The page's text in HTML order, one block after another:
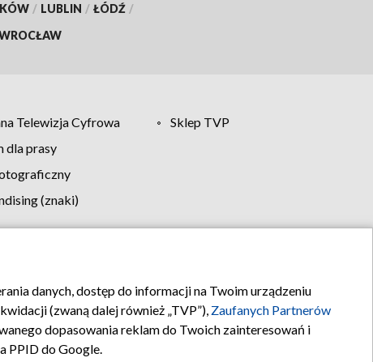
/ LUBLIN / ŁÓDŹ /
Telewizja Cyfrowa
Sklep TVP
dla prasy
(znaki)
Kontakt
danych, dostęp do informacji na Twoim urządzeniu
(zwaną dalej również „TVP”), Zaufanych Partnerów
dopasowania reklam do Twoich zainteresowań i
PPID do Google.